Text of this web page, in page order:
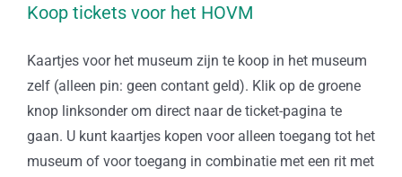
Koop tickets voor het HOVM
Kaartjes voor het museum zijn te koop in het museum
zelf (alleen pin: geen contant geld). Klik op de groene
knop linksonder om direct naar de ticket-pagina te
gaan. U kunt kaartjes kopen voor alleen toegang tot het
museum of voor toegang in combinatie met een rit met